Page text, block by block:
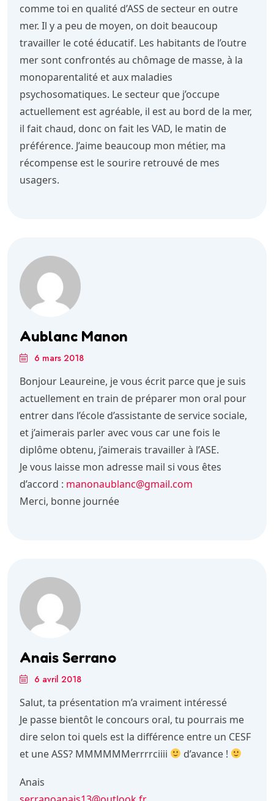
comme toi en qualité d’ASS de secteur en outre
mer. Il y a peu de moyen, on doit beaucoup
travailler le coté éducatif. Les habitants de l’outre
mer sont confrontés au chômage de masse, à la
monoparentalité et aux maladies
psychosomatiques. Le secteur que j’occupe
actuellement est agréable, il est au bord de la mer,
il fait chaud, donc on fait les VAD, le matin de
préférence. J’aime beaucoup mon métier, ma
récompense est le sourire retrouvé de mes
usagers.
Aublanc Manon
6 mars 2018
Bonjour Leaureine, je vous écrit parce que je suis
actuellement en train de préparer mon oral pour
entrer dans l’école d’assistante de service sociale,
et j’aimerais parler avec vous car une fois le
diplôme obtenu, j’aimerais travailler à l’ASE.
Je vous laisse mon adresse mail si vous êtes
d’accord : manonaublanc@gmail.com
Merci, bonne journée
Anais Serrano
6 avril 2018
Salut, ta présentation m’a vraiment intéressé
Je passe bientôt le concours oral, tu pourrais me
dire selon toi quels est la différence entre un CESF
et une ASS? MMMMMMerrrrciiii
d’avance !
Anais